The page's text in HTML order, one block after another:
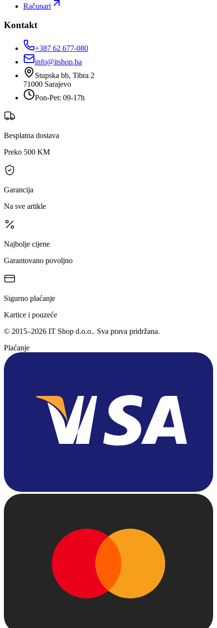
Računari
Kontakt
+387 62 677-080
info@itshop.ba
Stupska bb, Tibra 2
71000 Sarajevo
Pon-Pet: 09-17h
Besplatna dostava
Preko 500 KM
Garancija
Na sve artikle
Najbolje cijene
Garantovano povoljno
Sigurno plaćanje
Kartice i pouzeće
© 2015–2026 IT Shop d.o.o.. Sva prava pridržana.
Plaćanje